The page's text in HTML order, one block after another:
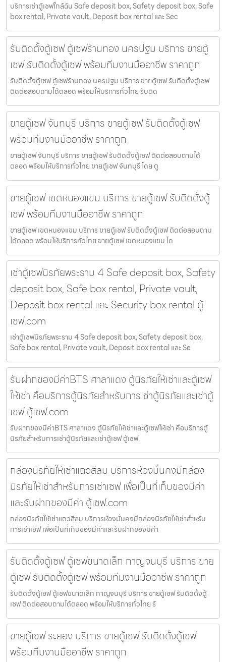
บริการเช่าตู้เซฟใกล้ฉัน Safe deposit box, Safety deposit box, Safe
box rental, Private vault, Deposit box rental และ Sec
รับติดตั้งตู้เซฟ ตู้เซฟร้านทอง นครปฐม บริการ ขายตู้
เซฟ รับติดตั้งตู้เซฟ พร้อมทีมงานมืออาชีพ ราคาถูก
รับติดตั้งตู้เซฟ ตู้เซฟร้านทอง นครปฐม บริการ ขายตู้เซฟ รับติดตั้งตู้เซฟ
ติดต่อสอบถามได้ตลอด พร้อมให้บริการทั่วไทย รับติด
ขายตู้เซฟ จันทบุรี บริการ ขายตู้เซฟ รับติดตั้งตู้เซฟ
พร้อมทีมงานมืออาชีพ ราคาถูก
ขายตู้เซฟ จันทบุรี บริการ ขายตู้เซฟ รับติดตั้งตู้เซฟ ติดต่อสอบถามได้
ตลอด พร้อมให้บริการทั่วไทย ขายตู้เซฟ จันทบุรี โดย ตู
ขายตู้เซฟ เขตหนองแขม บริการ ขายตู้เซฟ รับติดตั้งตู้
เซฟ พร้อมทีมงานมืออาชีพ ราคาถูก
ขายตู้เซฟ เขตหนองแขม บริการ ขายตู้เซฟ รับติดตั้งตู้เซฟ ติดต่อสอบถาม
ได้ตลอด พร้อมให้บริการทั่วไทย ขายตู้เซฟ เขตหนองแขม โด
เช่าตู้เซฟนิรภัยพระราม 4 Safe deposit box, Safety
deposit box, Safe box rental, Private vault,
Deposit box rental และ Security box rental ตู้
เซฟ.com
เช่าตู้เซฟนิรภัยพระราม 4 Safe deposit box, Safety deposit box,
Safe box rental, Private vault, Deposit box rental และ Se
รับฝากของมีค่าBTS ศาลาแดง ตู้นิรภัยให้เช่าและตู้เซฟ
ให้เช่า คือบริการตู้นิรภัยสำหรับการเช่าตู้นิรภัยและเช่าตู้
เซฟ ตู้เซฟ.com
รับฝากของมีค่าBTS ศาลาแดง ตู้นิรภัยให้เช่าและตู้เซฟให้เช่า คือบริการตู้
นิรภัยสำหรับการเช่าตู้นิรภัยและเช่าตู้เซฟ ตู้เซฟ.
กล่องนิรภัยให้เช่าแถวสีลม บริการห้องมั่นคงมีกล่อง
นิรภัยให้เช่าสำหรับการเช่าเซฟ เพื่อเป็นที่เก็บของมีค่า
และรับฝากของมีค่า ตู้เซฟ.com
กล่องนิรภัยให้เช่าแถวสีลม บริการห้องมั่นคงมีกล่องนิรภัยให้เช่าสำหรับ
การเช่าเซฟ เพื่อเป็นที่เก็บของมีค่าและรับฝากของมีค่า
รับติดตั้งตู้เซฟ ตู้เซฟขนาดเล็ก กาญจนบุรี บริการ ขาย
ตู้เซฟ รับติดตั้งตู้เซฟ พร้อมทีมงานมืออาชีพ ราคาถูก
รับติดตั้งตู้เซฟ ตู้เซฟขนาดเล็ก กาญจนบุรี บริการ ขายตู้เซฟ รับติดตั้งตู้
เซฟ ติดต่อสอบถามได้ตลอด พร้อมให้บริการทั่วไทย รั
ขายตู้เซฟ ระยอง บริการ ขายตู้เซฟ รับติดตั้งตู้เซฟ
พร้อมทีมงานมืออาชีพ ราคาถูก